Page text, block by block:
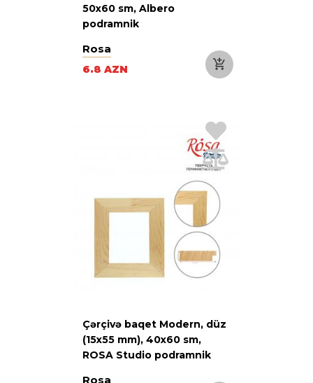
50х60 sm, Albero
podramnik
Rosa
6.8 AZN
Çərçivə baqet Modern, düz
(15x55 mm), 40х60 sm,
ROSA Studio podramnik
Rosa